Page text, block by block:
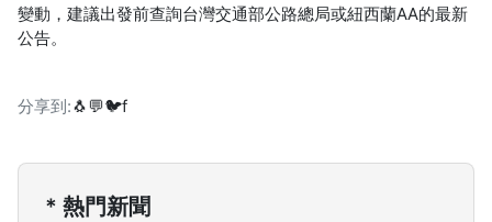
變動，建議出發前查詢台灣交通部公路總局或紐西蘭AA的最新
公告。
分享到:🐧💬🐦f
* 熱門新聞